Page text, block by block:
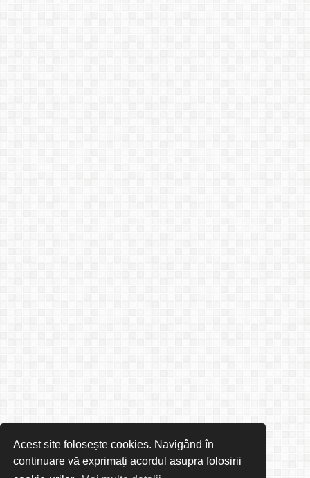
Acest site folosește cookies. Navigând în
continuare vă exprimați acordul asupra folosirii